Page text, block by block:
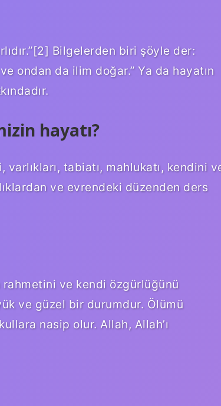
Bilgelerden biri şöyle der:
ondan da ilim doğar.” Ya da hayatın
hayatı?
tabiatı, mahlukatı, kendini
ve evrendeki düzenden ders
rahmetini ve kendi özgürlüğünü
ve güzel bir durumdur. Ölümü
nasip olur. Allah, Allah’ı